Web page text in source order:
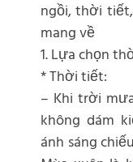
ngồi, thời
mang về
1. Lựa chọn
* Thời tiết:
– Khi trời
không dám
ánh sáng